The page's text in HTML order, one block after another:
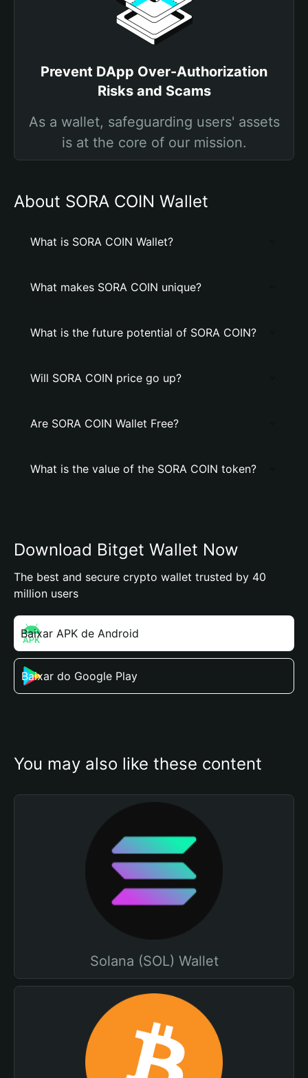
Prevent DApp Over-Authorization
Risks and Scams
As a wallet, safeguarding users' assets
is at the core of our mission.
About SORA COIN Wallet
What is SORA COIN Wallet?
What makes SORA COIN unique?
What is the future potential of SORA COIN?
Will SORA COIN price go up?
Are SORA COIN Wallet Free?
What is the value of the SORA COIN token?
Download Bitget Wallet Now
The best and secure crypto wallet trusted by 40
million users
Baixar APK de Android
Baixar do Google Play
You may also like these content
Solana (SOL) Wallet